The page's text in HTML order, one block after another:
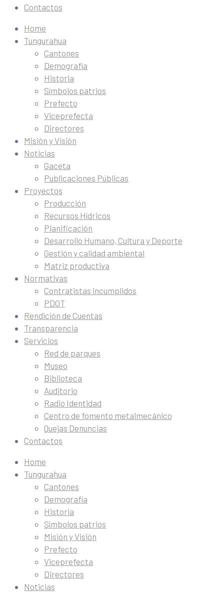
Contactos
Home
Tungurahua
Cantones
Demografía
Historia
Símbolos patrios
Prefecto
Viceprefecta
Directores
Misión y Visión
Noticias
Gaceta
Publicaciones Públicas
Proyectos
Producción
Recursos Hídricos
Planificación
Desarrollo Humano, Cultura y Deporte
Gestión y calidad ambiental
Matriz productiva
Normativas
Contratistas incumplidos
PDOT
Rendición de Cuentas
Transparencia
Servicios
Red de parques
Museo
Biblioteca
Auditorio
Radio Identidad
Centro de fomento metalmecánico
Quejas Denuncias
Contactos
Home
Tungurahua
Cantones
Demografía
Historia
Símbolos patrios
Misión y Visión
Prefecto
Viceprefecta
Directores
Noticias